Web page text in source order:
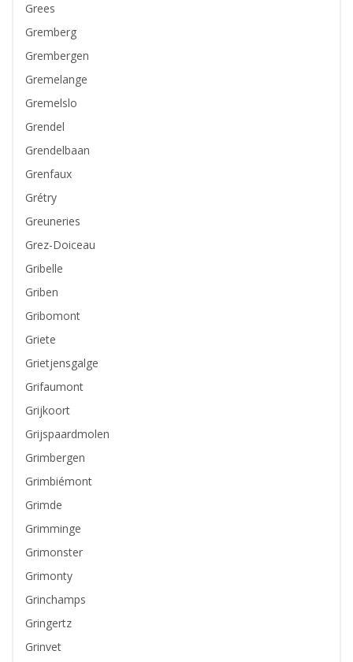
Grees
Gremberg
Grembergen
Gremelange
Gremelslo
Grendel
Grendelbaan
Grenfaux
Grétry
Greuneries
Grez-Doiceau
Gribelle
Griben
Gribomont
Griete
Grietjensgalge
Grifaumont
Grijkoort
Grijspaardmolen
Grimbergen
Grimbiémont
Grimde
Grimminge
Grimonster
Grimonty
Grinchamps
Gringertz
Grinvet